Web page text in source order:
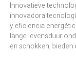
Innovatieve
innovadora
y eficiencia
lange levensduur
en schokken, bieden